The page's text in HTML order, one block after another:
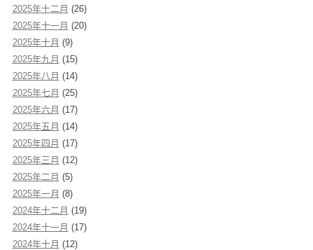
2025年十二月 (26)
2025年十一月 (20)
2025年十月 (9)
2025年九月 (15)
2025年八月 (14)
2025年七月 (25)
2025年六月 (17)
2025年五月 (14)
2025年四月 (17)
2025年三月 (12)
2025年二月 (5)
2025年一月 (8)
2024年十二月 (19)
2024年十一月 (17)
2024年十月 (12)